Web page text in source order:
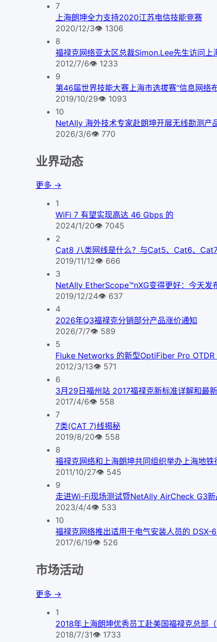
7
上海朗坤全力支持2020江苏电信技能竞赛
2020/12/3👁 1306
8
福禄克网络亚太区总裁Simon.Lee先生访问上
2012/7/6👁 1233
9
第46届世界技能大赛上海市选拔赛“信息网络
2019/10/29👁 1093
10
NetAlly 海外技术专家赴朗坤开展无线勘测产
2026/3/6👁 770
业界动态
更多 →
1
WiFi 7 有望实现高达 46 Gbps 的
2024/1/20👁 7045
2
Cat8 八类网线是什么？与Cat5、Cat6、Cat7
2019/11/12👁 666
3
NetAlly EtherScope™nXG变得更好：今天发
2019/12/24👁 637
4
2026年Q3福禄克分销部分产品涨价通知
2026/7/7👁 589
5
Fluke Networks 的新型OptiFiber Pro OTDR
2012/3/13👁 571
6
3月29日福州站 2017福禄克新标准详解和最
2017/4/6👁 558
7
7类(CAT 7)线揭秘
2019/8/20👁 558
8
福禄克网络和上海朗坤共同组织举办上海地铁
2011/10/27👁 545
9
走进Wi-Fi现场测试暨NetAlly AirCheck G3新
2023/4/4👁 533
10
福禄克网络推出适用于电气安装人员的
2017/6/19👁 526
市场活动
更多 →
1
2018年上海朗坤优秀员工赴美国福禄克总部
2018/7/31👁 1733